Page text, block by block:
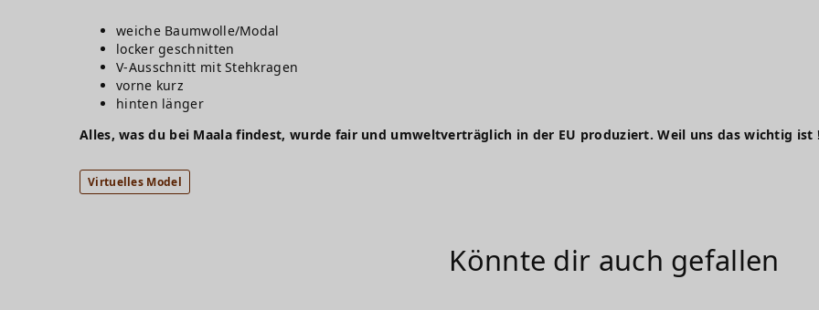
weiche Baumwolle/Modal
locker geschnitten
V-Ausschnitt mit Stehkragen
vorne kurz
hinten länger
Alles, was du bei Maala findest, wurde fair und umweltverträglich in der EU produziert. Weil uns das wichtig ist
Virtuelles Model
Könnte dir auch gefallen